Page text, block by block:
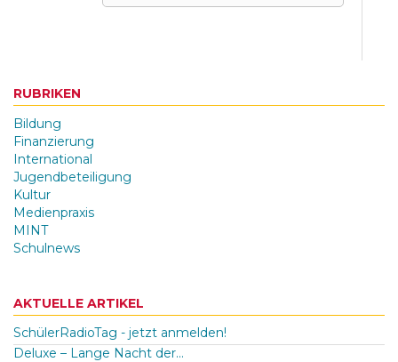
RUBRIKEN
Bildung
Finanzierung
International
Jugendbeteiligung
Kultur
Medienpraxis
MINT
Schulnews
AKTUELLE ARTIKEL
SchülerRadioTag - jetzt anmelden!
Deluxe – Lange Nacht der...